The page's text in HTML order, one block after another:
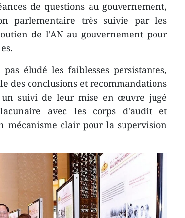
de questions au gouvernement,
parlementaire très suivie par les
de l'AN au gouvernement pour
éludé les faiblesses persistantes,
des conclusions et recommandations
un suivi de leur mise en œuvre jugé
avec les corps d'audit et
mécanisme clair pour la supervision